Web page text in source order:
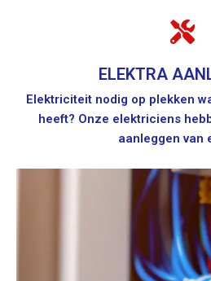
ELEKTRA
Elektriciteit nodig op plekken
heeft? Onze elektriciens
aanleggen van